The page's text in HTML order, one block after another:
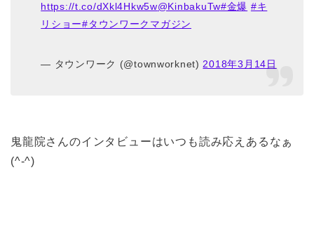
https://t.co/dXkl4Hkw5w@KinbakuTw#金爆 #キ
リショー#タウンワークマガジン
— タウンワーク (@townworknet) 2018年3月14日
鬼龍院さんのインタビューはいつも読み応えあるなぁ
(^-^)